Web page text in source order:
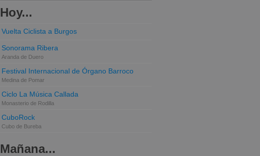
Hoy...
Vuelta Ciclista a Burgos
Sonorama Ribera
Aranda de Duero
Festival Internacional de Órgano Barroco
Medina de Pomar
Ciclo La Música Callada
Monasterio de Rodilla
CuboRock
Cubo de Bureba
Mañana...